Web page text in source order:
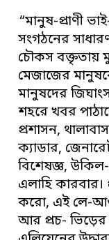
“মানুষ-প্রাণী
সংগঠনের
চৌকস বক্তৃতায়
মেজাজের
মানুষদের
শহরে খবর
প্রশাসন,
ক্যাডার,
বিশেষজ্ঞ,
এলাহি
করো, এই লে-
আর প্রচ-